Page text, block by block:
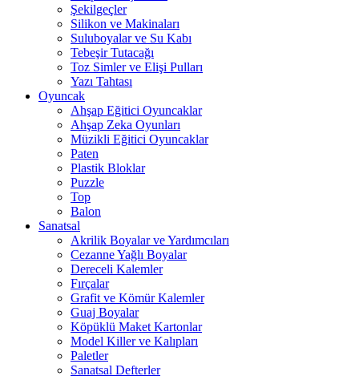
Şekilgeçler
Silikon ve Makinaları
Suluboyalar ve Su Kabı
Tebeşir Tutacağı
Toz Simler ve Elişi Pulları
Yazı Tahtası
Oyuncak
Ahşap Eğitici Oyuncaklar
Ahşap Zeka Oyunları
Müzikli Eğitici Oyuncaklar
Paten
Plastik Bloklar
Puzzle
Top
Balon
Sanatsal
Akrilik Boyalar ve Yardımcıları
Cezanne Yağlı Boyalar
Dereceli Kalemler
Fırçalar
Grafit ve Kömür Kalemler
Guaj Boyalar
Köpüklü Maket Kartonlar
Model Killer ve Kalıpları
Paletler
Sanatsal Defterler